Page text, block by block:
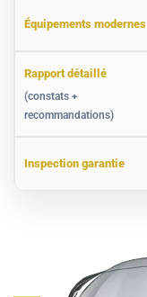
Équipements modernes
Rapport détaillé
(constats +
recommandations)
Inspection garantie